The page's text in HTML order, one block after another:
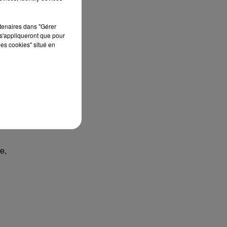
dans "Gérer
que pour
cookies" situé en